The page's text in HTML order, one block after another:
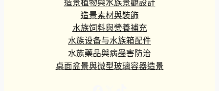
造景植物與水族景觀設計
造景素材與裝飾
水族饲料與營養補充
水族设备与水族箱配件
水族藥品與病蟲害防治
桌面盆景與微型玻璃容器造景